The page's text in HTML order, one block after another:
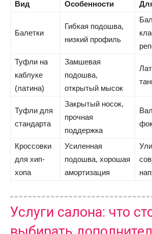
Вид Особенности
Балетки
Гибкая подошва,
низкий профиль
Туфли на
каблуке
(латина)
Замшевая
подошва,
открытый мысок
Туфли для
стандарта
Закрытый носок,
прочная
поддержка
Кроссовки
для хип-
хопа
Усиленная
подошва, хорошая
амортизация
Услуги салона: что